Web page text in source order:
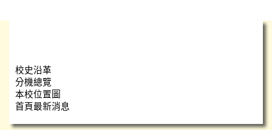
校史沿革
分機總覽
本校位置圖
首頁最新消息